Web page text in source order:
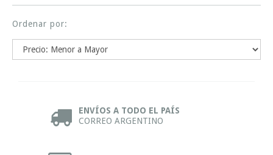
Ordenar por:
ENVÍOS A TODO EL PAÍS
CORREO ARGENTINO